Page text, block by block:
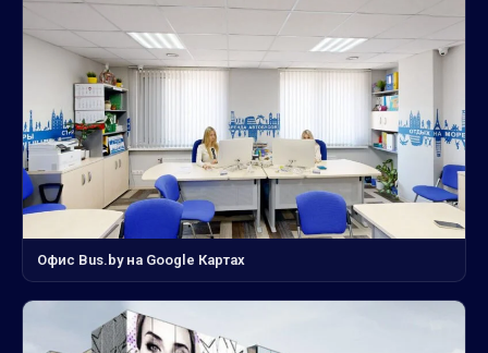
Офис Bus.by на Google Картах